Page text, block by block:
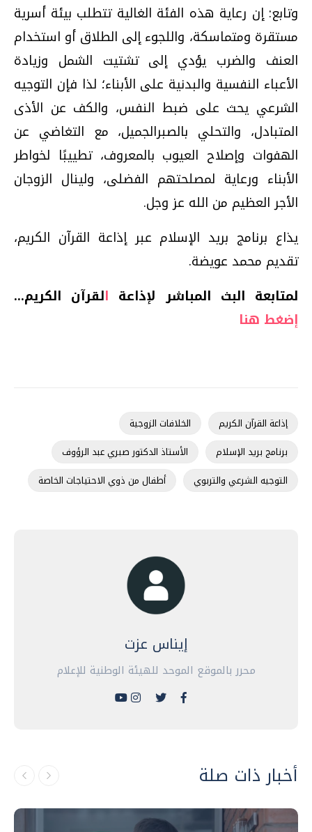
وتابع: إن رعاية هذه الفئة الغالية تتطلب بيئة أسرية
مستقرة ومتماسكة، واللجوء إلى الطلاق أو استخدام
العنف والضرب يؤدي إلى تشتيت الشمل وزيادة
الأعباء النفسية والبدنية على الأبناء؛ لذا فإن التوجيه
الشرعي يحث على ضبط النفس، والكف عن الأذى
المتبادل، والتحلي بالصبرالجميل، مع التغاضي عن
الهفوات وإصلاح العيوب بالمعروف، تطييبًا لخواطر
الأبناء ورعاية لمصلحتهم الفضلى، ولينال الزوجان
الأجر العظيم من الله عز وجل.
يذاع برنامج بريد الإسلام عبر إذاعة القرآن الكريم،
تقديم محمد عويضة.
لمتابعة البث المباشر لإذاعة القرآن الكريم...
إضغط هنا
إذاعة القرآن الكريم
الخلافات الزوجية
برنامج بريد الإسلام
الأستاذ الدكتور صبري عبد الرؤوف
التوجيه الشرعي والتربوي
أطفال من ذوي الاحتياجات الخاصة
إيناس عزت
محرر بالموقع الموحد للهيئة الوطنية للإعلام
أخبار ذات صلة